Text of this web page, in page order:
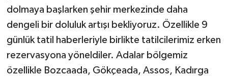
dolmaya başlarken şehir merkezinde daha
dengeli bir doluluk artışı bekliyoruz. Özellikle 9
günlük tatil haberleriyle birlikte tatilcilerimiz erken
rezervasyona yöneldiler. Adalar bölgemiz
özellikle Bozcaada, Gökçeada, Assos, Kadırga